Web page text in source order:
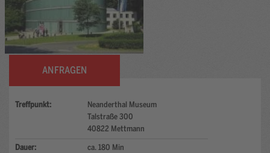
ANFRAGEN
Treffpunkt:
Neanderthal Museum
Talstraße 300
40822 Mettmann
Dauer: ca. 180 Min